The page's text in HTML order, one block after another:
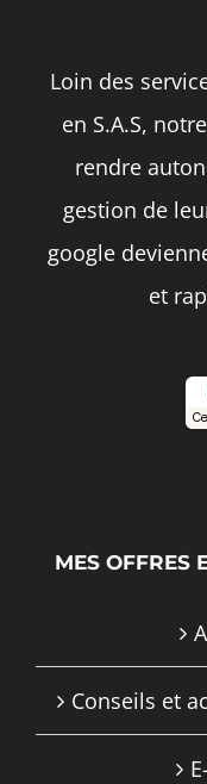
Loin des
en S.A.S,
rendre
gestion de
google
et
MES OFFRES
Conseils et